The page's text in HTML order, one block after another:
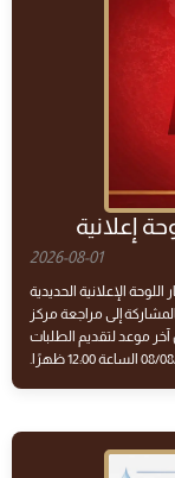
إعلانية
2026-08-01
الإعلانية الحديدية
إلى مراجعة مركز
آخر موعد لتقديم الطلبات